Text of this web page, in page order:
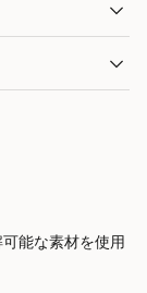
能な素材を使用